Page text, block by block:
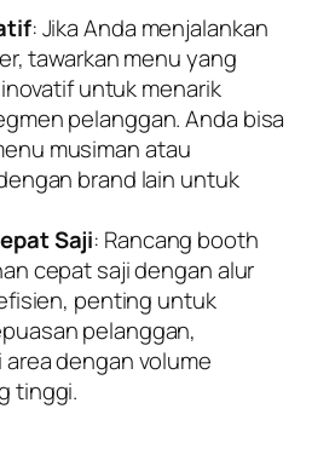
: Jika Anda menjalankan
tawarkan menu yang
untuk menarik
pelanggan. Anda bisa
musiman atau
brand lain untuk
Saji: Rancang booth
cepat saji dengan alur
penting untuk
pelanggan,
dengan volume
tinggi.